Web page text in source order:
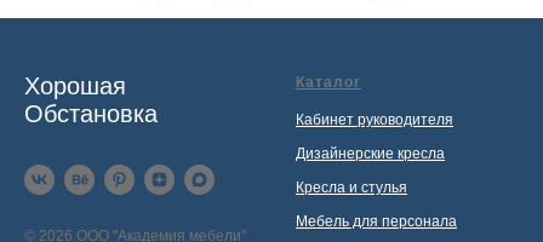
Хорошая
Обстановка
© 2026 ООО "Академия мебели"
Каталог
Кабинет руководителя
Дизайнерские кресла
Кресла и стулья
Мебель для персонала